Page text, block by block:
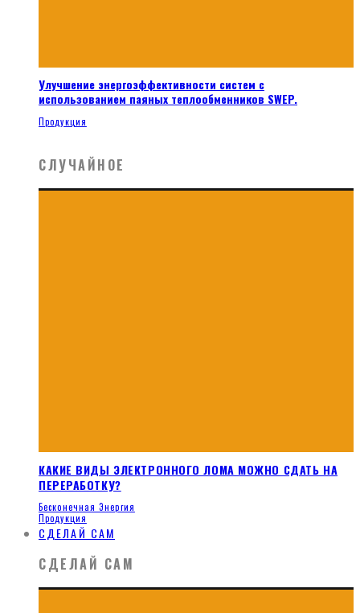
Улучшение энергоэффективности систем с
использованием паяных теплообменников SWEP.
Продукция
СЛУЧАЙНОЕ
КАКИЕ ВИДЫ ЭЛЕКТРОННОГО ЛОМА МОЖНО СДАТЬ НА
ПЕРЕРАБОТКУ?
Бесконечная Энергия
Продукция
СДЕЛАЙ САМ
СДЕЛАЙ САМ